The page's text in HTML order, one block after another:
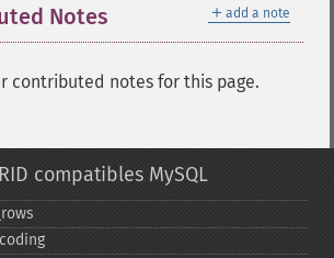
＋ add a note
Notes
contributed notes for this page.
compatibles MySQL